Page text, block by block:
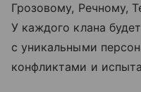
Грозовому, Речному,
У каждого клана
с уникальными
конфликтами и